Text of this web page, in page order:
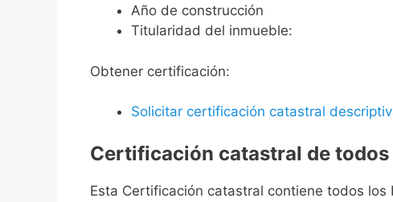
Año de construcción
Titularidad del inmueble:
Obtener certificación:
Solicitar certificación catastral
Certificación catastral de
Esta Certificación catastral contiene todos